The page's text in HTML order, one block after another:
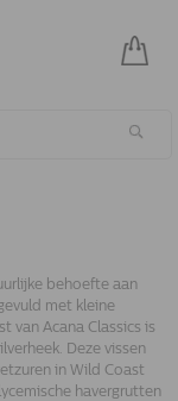
behoefte aan
met kleine
van Acana Classics is
Deze vissen
in Wild Coast
havergrutten